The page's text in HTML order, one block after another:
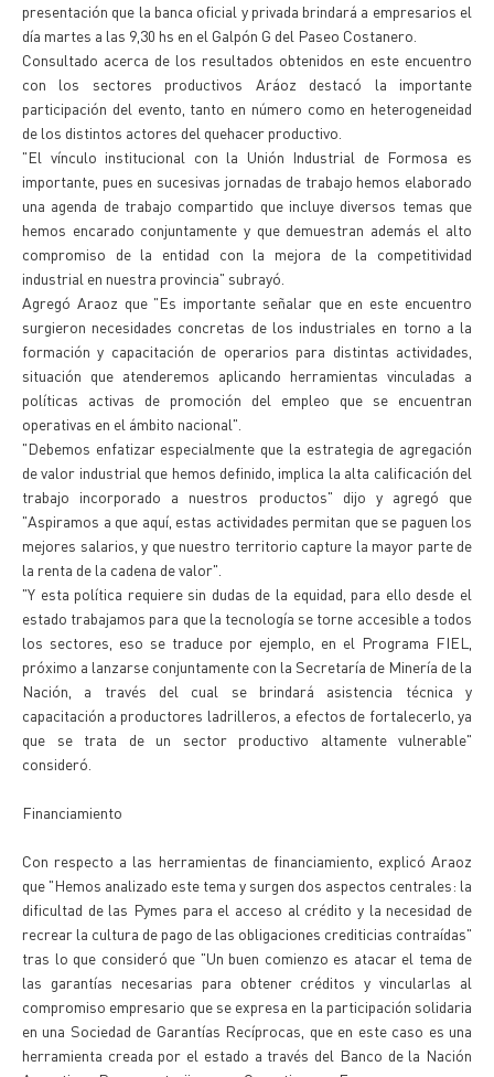
presentación que la banca oficial y privada brindará a empresarios el
día martes a las 9,30 hs en el Galpón G del Paseo Costanero.
Consultado acerca de los resultados obtenidos en este encuentro
con los sectores productivos Aráoz destacó la importante
participación del evento, tanto en número como en heterogeneidad
de los distintos actores del quehacer productivo.
"El vínculo institucional con la Unión Industrial de Formosa es
importante, pues en sucesivas jornadas de trabajo hemos elaborado
una agenda de trabajo compartido que incluye diversos temas que
hemos encarado conjuntamente y que demuestran además el alto
compromiso de la entidad con la mejora de la competitividad
industrial en nuestra provincia" subrayó.
Agregó Araoz que "Es importante señalar que en este encuentro
surgieron necesidades concretas de los industriales en torno a la
formación y capacitación de operarios para distintas actividades,
situación que atenderemos aplicando herramientas vinculadas a
políticas activas de promoción del empleo que se encuentran
operativas en el ámbito nacional".
"Debemos enfatizar especialmente que la estrategia de agregación
de valor industrial que hemos definido, implica la alta calificación del
trabajo incorporado a nuestros productos" dijo y agregó que
"Aspiramos a que aquí, estas actividades permitan que se paguen los
mejores salarios, y que nuestro territorio capture la mayor parte de
la renta de la cadena de valor".
"Y esta política requiere sin dudas de la equidad, para ello desde el
estado trabajamos para que la tecnología se torne accesible a todos
los sectores, eso se traduce por ejemplo, en el Programa FIEL,
próximo a lanzarse conjuntamente con la Secretaría de Minería de la
Nación, a través del cual se brindará asistencia técnica y
capacitación a productores ladrilleros, a efectos de fortalecerlo, ya
que se trata de un sector productivo altamente vulnerable"
consideró.
Financiamiento
Con respecto a las herramientas de financiamiento, explicó Araoz
que "Hemos analizado este tema y surgen dos aspectos centrales: la
dificultad de las Pymes para el acceso al crédito y la necesidad de
recrear la cultura de pago de las obligaciones crediticias contraídas"
tras lo que consideró que "Un buen comienzo es atacar el tema de
las garantías necesarias para obtener créditos y vincularlas al
compromiso empresario que se expresa en la participación solidaria
en una Sociedad de Garantías Recíprocas, que en este caso es una
herramienta creada por el estado a través del Banco de la Nación